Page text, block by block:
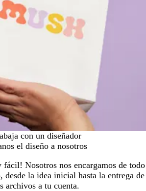
con un diseñador
el diseño a nosotros
fácil! Nosotros nos encargamos de todo
desde la idea inicial hasta la entrega de
archivos a tu cuenta.